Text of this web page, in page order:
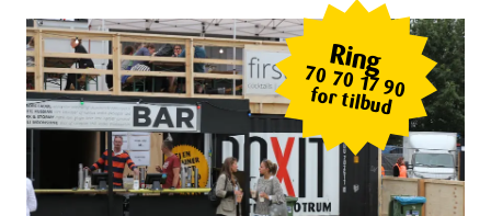
Ring
70 70 17 90
for tilbud